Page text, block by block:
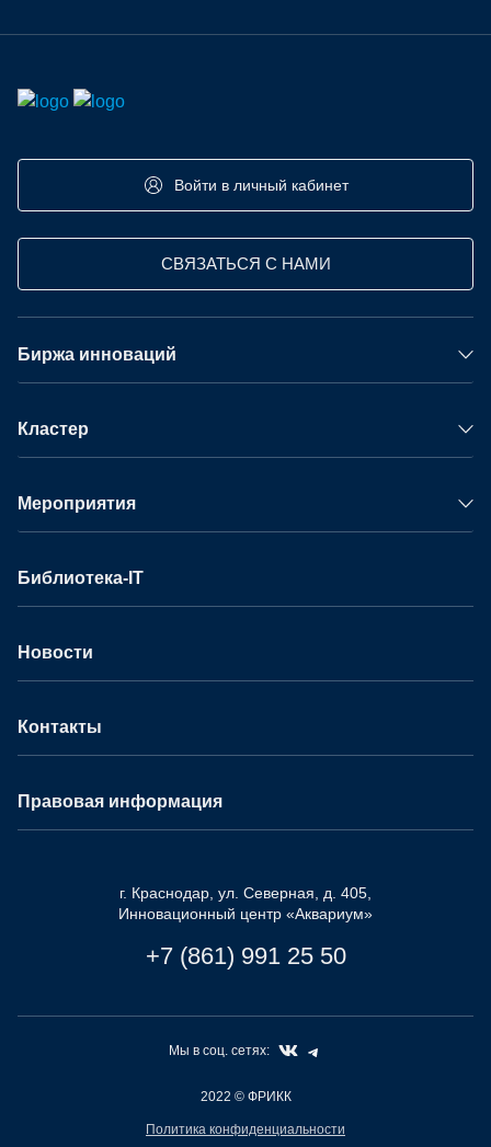
Войти в личный кабинет
СВЯЗАТЬСЯ С НАМИ
Биржа инноваций
Кластер
Мероприятия
Библиотека-IT
Новости
Контакты
Правовая информация
г. Краснодар, ул. Северная, д. 405,
Инновационный центр «Аквариум»
+7 (861) 991 25 50
Мы в соц. сетях:
2022 © ФРИКК
Политика конфиденциальности